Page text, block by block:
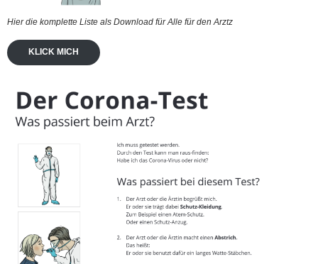
Hier die komplette Liste als Download für Alle für den Arztz
KLICK MICH